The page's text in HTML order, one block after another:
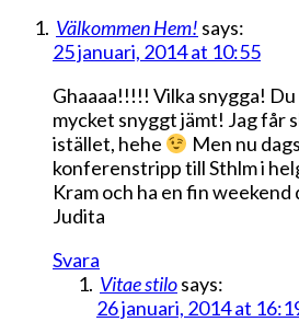
Välkommen Hem! says:
25 januari, 2014 at 10:55
Ghaaaa!!!!! Vilka snygga!
mycket snyggt jämt! Jag får
istället, hehe
Men nu
konferenstripp till Sthlm i
Kram och ha en fin weekend
Judita
Svara
Vitae stilosays:
26 januari, 2014 at